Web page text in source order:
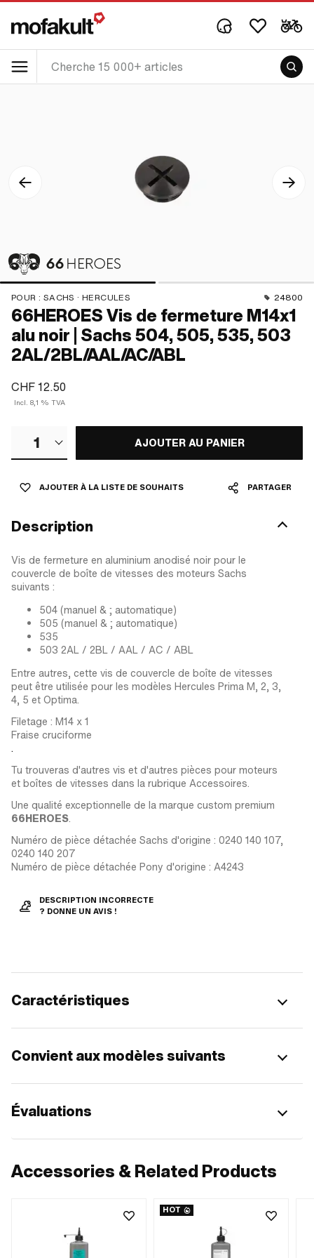
POUR : SACHS · HERCULES 24800
66HEROES Vis de fermeture M14x1
alu noir | Sachs 504, 505, 535, 503
2AL/2BL/AAL/AC/ABL
CHF 12.50
Incl. 8,1 % TVA
1 AJOUTER AU PANIER
AJOUTER À LA LISTE DE SOUHAITS PARTAGER
Description
Vis de fermeture en aluminium anodisé noir pour le
couvercle de boîte de vitesses des moteurs Sachs
suivants :
504 (manuel & ; automatique)
505 (manuel & ; automatique)
535
503 2AL / 2BL / AAL / AC / ABL
Entre autres, cette vis de couvercle de boîte de vitesses
peut être utilisée pour les modèles Hercules Prima M, 2, 3,
4, 5 et Optima.
Filetage : M14 x 1
Fraise cruciforme
.
Tu trouveras d'autres vis et d'autres pièces pour moteurs
et boîtes de vitesses dans la rubrique Accessoires.
Une qualité exceptionnelle de la marque custom premium
66HEROES.
Numéro de pièce détachée Sachs d'origine : 0240 140 107,
0240 140 207
Numéro de pièce détachée Pony d'origine : A4243
DESCRIPTION INCORRECTE
? DONNE UN AVIS !
Caractéristiques
Convient aux modèles suivants
Évaluations
Accessories & Related Products
HOT